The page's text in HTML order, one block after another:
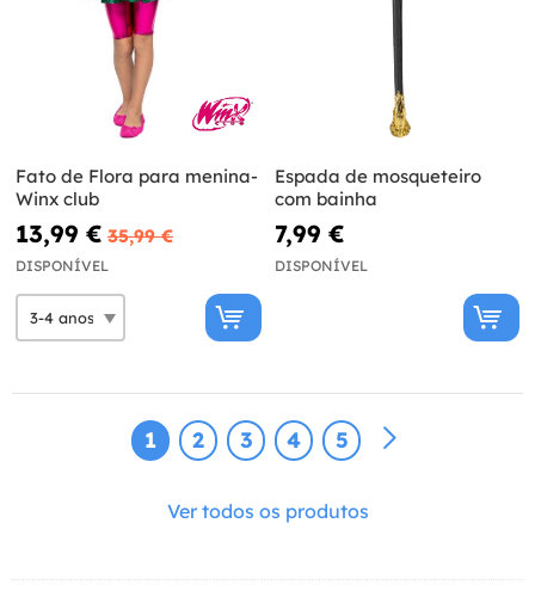
Fato de Flora para menina-
Winx club
13,99 € 35,99 €
DISPONÍVEL
Espada de mosqueteiro
com bainha
7,99 €
DISPONÍVEL
1 2 3 4 5
Ver todos os produtos